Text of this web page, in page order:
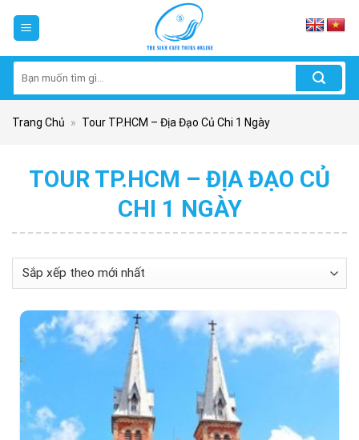
kiếm:
Trang Chủ » Tour TP.HCM – Địa Đạo Củ Chi 1 Ngày
TOUR TP.HCM – ĐỊA ĐẠO CỦ
CHI 1 NGÀY